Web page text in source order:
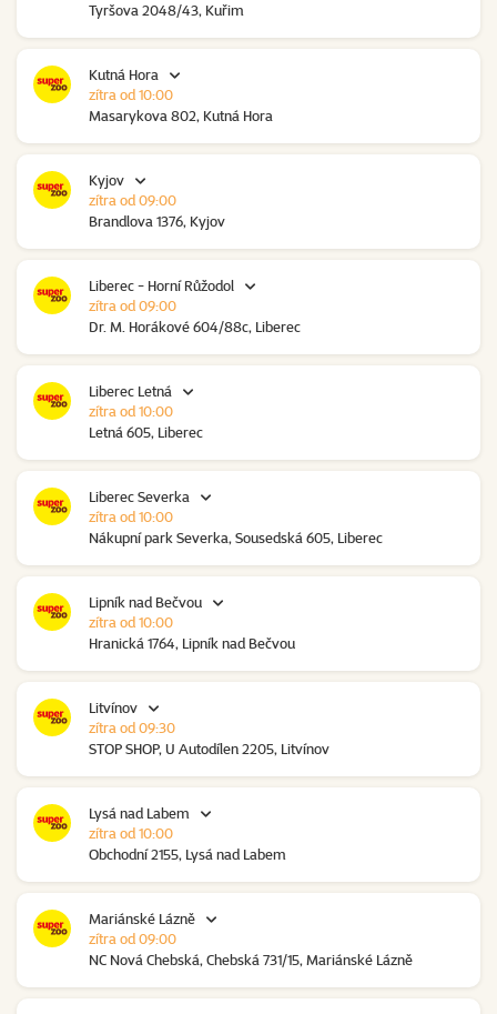
Tyršova 2048/43, Kuřim
Kutná Hora
Masarykova 802, Kutná Hora
zítra od 10:00
Kyjov
Brandlova 1376, Kyjov
zítra od 09:00
Liberec - Horní Růžodol
Dr. M. Horákové 604/88c, Liberec
zítra od 09:00
Liberec Letná
Letná 605, Liberec
zítra od 10:00
Liberec Severka
Nákupní park Severka, Sousedská 605, Liberec
zítra od 10:00
Lipník nad Bečvou
Hranická 1764, Lipník nad Bečvou
zítra od 10:00
Litvínov
STOP SHOP, U Autodílen 2205, Litvínov
zítra od 09:30
Lysá nad Labem
Obchodní 2155, Lysá nad Labem
zítra od 10:00
Mariánské Lázně
NC Nová Chebská, Chebská 731/15, Mariánské Lázně
zítra od 09:00